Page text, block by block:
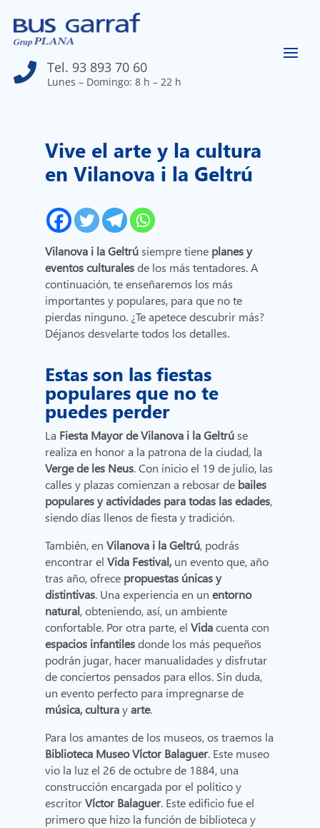
 Tel. 93 893 70 60
Lunes – Domingo: 8 h – 22 h
Vive el arte y la cultura
en Vilanova i la Geltrú
Vilanova i la Geltrúsiempre tiene planes y
eventos culturalesde los más tentadores. A
continuación, te enseñaremos los más
importantes y populares, para que no te
pierdas ninguno. ¿Te apetece descubrir más?
Déjanos desvelarte todos los detalles.
Estas son las fiestas
populares que no te
puedes perder
La Fiesta Mayor de Vilanova i la Geltrúse
realiza en honor a la patrona de la ciudad, la
Verge de les Neus. Con inicio el 19 de julio, las
calles y plazas comienzan a rebosar de bailes
populares y actividades para todas las edades,
siendo días llenos de fiesta y tradición.
También, enVilanova i la Geltrú, podrás
encontrar el Vida Festival, un evento que, año
tras año, ofrece propuestas únicas y
distintivas. Una experiencia en unentorno
natural, obteniendo, así, un ambiente
confortable. Por otra parte, elVidacuenta con
espacios infantilesdonde los más pequeños
podrán jugar, hacer manualidades y disfrutar
de conciertos pensados para ellos. Sin duda,
un evento perfecto para impregnarse de
música, culturayarte.
Para los amantes de los museos, os traemos la
Biblioteca Museo Víctor Balaguer. Este museo
vio la luz el 26 de octubre de 1884, una
construcción encargada por el político y
escritorVíctor Balaguer. Este edificio fue el
primero que hizo la función de biblioteca y